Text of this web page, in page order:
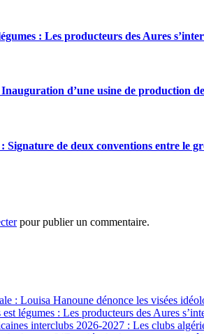
: Les producteurs des Aures
d’une usine de production
de deux conventions entre le
pour publier un commentaire.
: Louisa Hanoune dénonce les visées
légumes : Les producteurs des Aures
interclubs 2026-2027 : Les clubs